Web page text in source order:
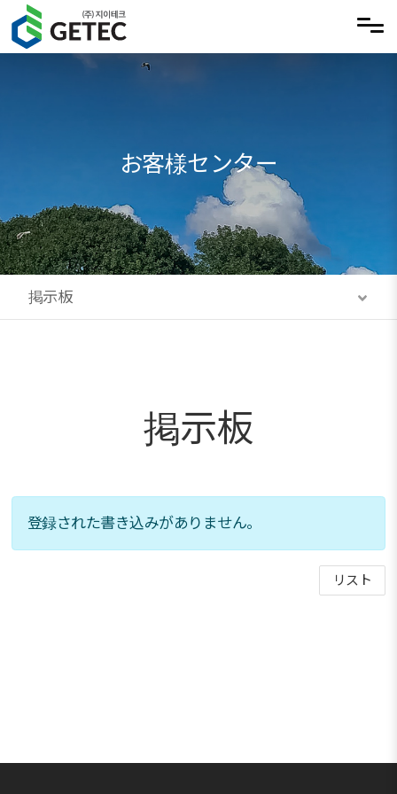
メニュースキップ
お客様センター
掲示板
掲示板
登録された書き込みがありません。
リスト